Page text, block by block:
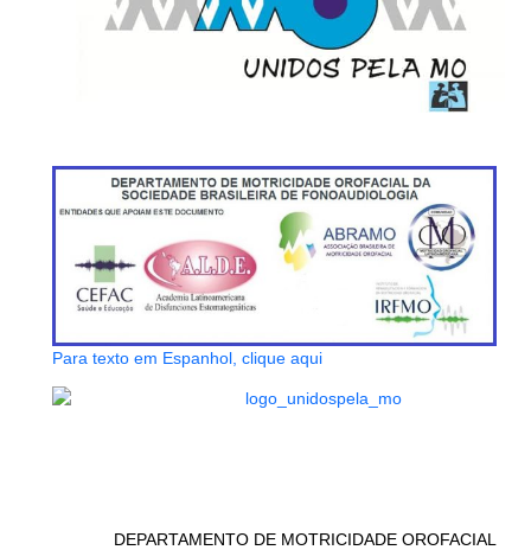
Para texto em Espanhol, clique aqui
DEPARTAMENTO DE MOTRICIDADE OROFACIAL